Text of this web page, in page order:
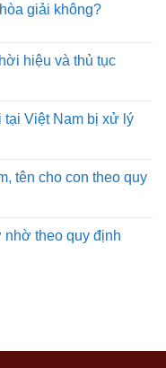
giải không?
hiệu và thủ tục
Việt Nam bị xử lý
tên cho con theo quy
theo quy định